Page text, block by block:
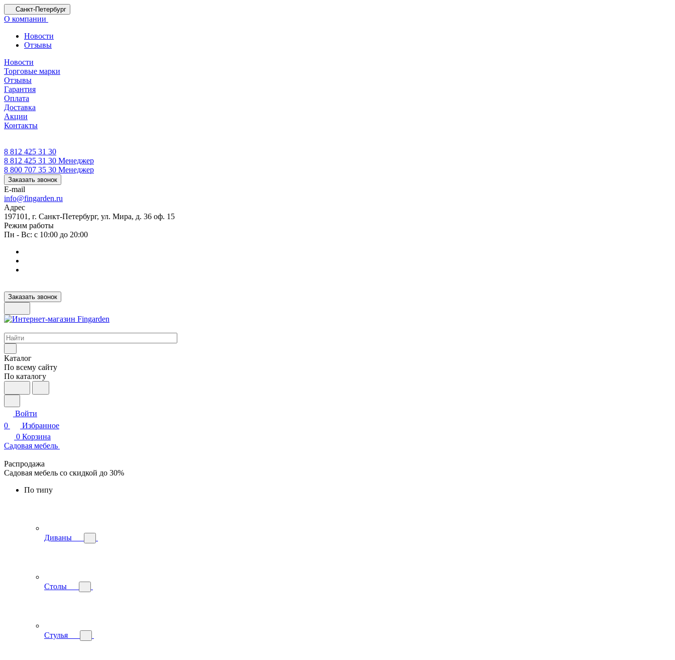
Санкт-Петербург
О компании
Новости
Отзывы
Новости
Торговые марки
Отзывы
Гарантия
Оплата
Доставка
Акции
Контакты
8 812 425 31 30
8 812 425 31 30 Менеджер
8 800 707 35 30 Менеджер
Заказать звонок
E-mail
info@fingarden.ru
Адрес
197101, г. Санкт-Петербург, ул. Мира, д. 36 оф. 15
Режим работы
Пн - Вс: с 10:00 до 20:00
Заказать звонок
Каталог
По всему сайту
По каталогу
Войти
0
Избранное
0 Корзина
Садовая мебель
Распродажа
Садовая мебель со скидкой до 30%
По типу
Диваны
Столы
Стулья